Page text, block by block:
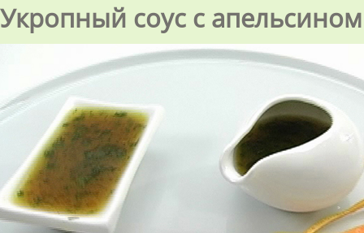
Укропный соус с апельсином